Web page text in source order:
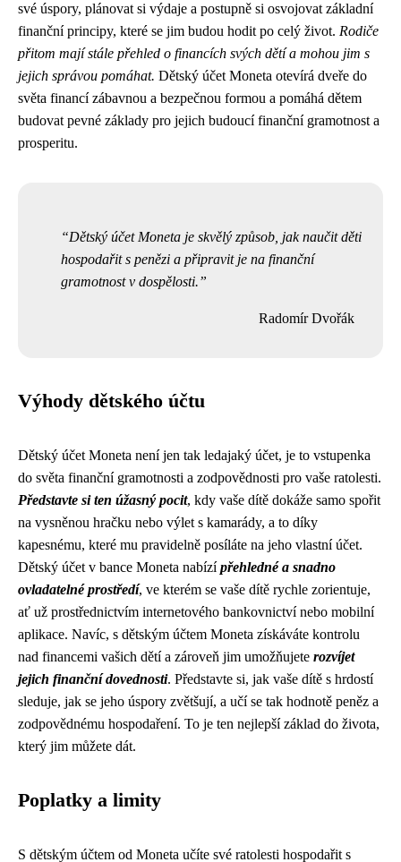
své úspory, plánovat si výdaje a postupně si osvojovat základní
finanční principy, které se jim budou hodit po celý život. Rodiče
přitom mají stále přehled o financích svých dětí a mohou jim s
jejich správou pomáhat. Dětský účet Moneta otevírá dveře do
světa financí zábavnou a bezpečnou formou a pomáhá dětem
budovat pevné základy pro jejich budoucí finanční gramotnost a
prosperitu.
Dětský účet Moneta je skvělý způsob, jak naučit děti
hospodařit s penězi a připravit je na finanční
gramotnost v dospělosti.
Radomír Dvořák
Výhody dětského účtu
Dětský účet Moneta není jen tak ledajaký účet, je to vstupenka
do světa finanční gramotnosti a zodpovědnosti pro vaše ratolesti.
Představte si ten úžasný pocit, kdy vaše dítě dokáže samo spořit
na vysněnou hračku nebo výlet s kamarády, a to díky
kapesnému, které mu pravidelně posíláte na jeho vlastní účet.
Dětský účet v bance Moneta nabízípřehledné a snadno
ovladatelné prostředí, ve kterém se vaše dítě rychle zorientuje,
ať už prostřednictvím internetového bankovnictví nebo mobilní
aplikace. Navíc, s dětským účtem Moneta získáváte kontrolu
nad financemi vašich dětí a zároveň jim umožňujete rozvíjet
jejich finanční dovednosti. Představte si, jak vaše dítě s hrdostí
sleduje, jak se jeho úspory zvětšují, a učí se tak hodnotě peněz a
zodpovědnému hospodaření. To je ten nejlepší základ do života,
který jim můžete dát.
Poplatky a limity
S dětským účtem od Moneta učíte své ratolesti hospodařit s